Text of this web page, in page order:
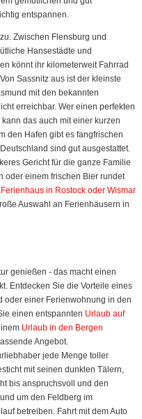
entspannen.
Zwischen Flensburg und
Hansestädte und
könnt ihr kilometerweit Fahrrad
Sassnitz aus ist der kleinste
mit den bekannten
erreichbar. Wer einen perfekten
das auch mit einer kurzen
den Hafen gibt es fangfrischen
sind gut ausgestattet.
Gericht für die ganze Familie
oder einem frischen Bier rundet
Ferienhaus in Rostock oder Wismar
Auswahl an Ferienhäusern in
genießen - das macht einen
Entdecken Sie die Vorteile eines
oder einer Ferienwohnung in den
einen entspannten Urlaub auf
Urlaub in den Bergen
Angebot.
jede Menge toller
mit seinen dunklen Tälern,
bis anspruchsvoll und den
um den Feldberg im
betreiben. Fahrt mit dem Auto